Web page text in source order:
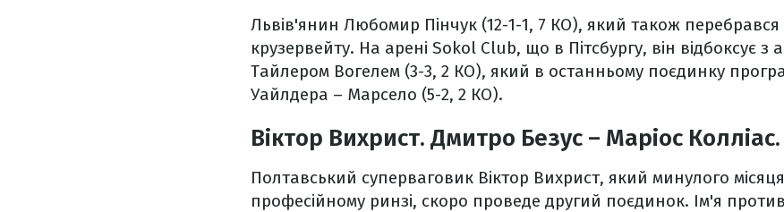
Львів'янин Любомир Пінчук (12-1-1, 7 КО), який також перебрався
крузервейту. На арені Sokol Club, що в Пітсбургу, він відбоксує
Тайлером Вогелем (3-3, 2 КО), який в останньому поєдинку
Уайлдера – Марсело (5-2, 2 КО).
Віктор Вихрист. Дмитро Безус – Маріос
Полтавський суперваговик Віктор Вихрист, який минулого
професійному ринзі, скоро проведе другий поєдинок. Ім'я